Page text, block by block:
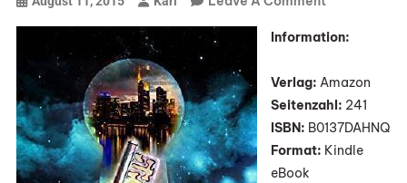
B.C.
Bolt
Information:
Verlag: Amazon
Seitenzahl: 241
ISBN: B0137DAHNQ
Format: Kindle
eBook